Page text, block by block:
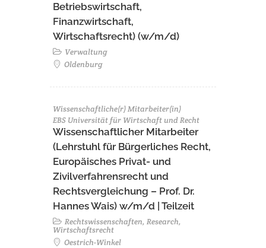
Betriebswirtschaft,
Finanzwirtschaft,
Wirtschaftsrecht) (w/m/d)
Verwaltung
Oldenburg
Wissenschaftliche(r) Mitarbeiter(in)
EBS Universität für Wirtschaft und Recht
Wissenschaftlicher Mitarbeiter
(Lehrstuhl für Bürgerliches Recht,
Europäisches Privat- und
Zivilverfahrensrecht und
Rechtsvergleichung – Prof. Dr.
Hannes Wais) w/m/d | Teilzeit
Rechtswissenschaften, Research,
Wirtschaftsrecht
Oestrich-Winkel